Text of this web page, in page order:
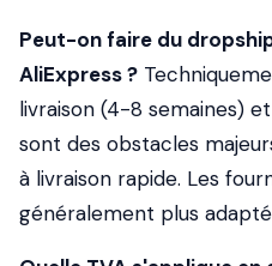
Peut-on faire du
AliExpress ?
livraison (4-8 semaines)
sont des obstacles
à livraison rapide. Les
généralement plus